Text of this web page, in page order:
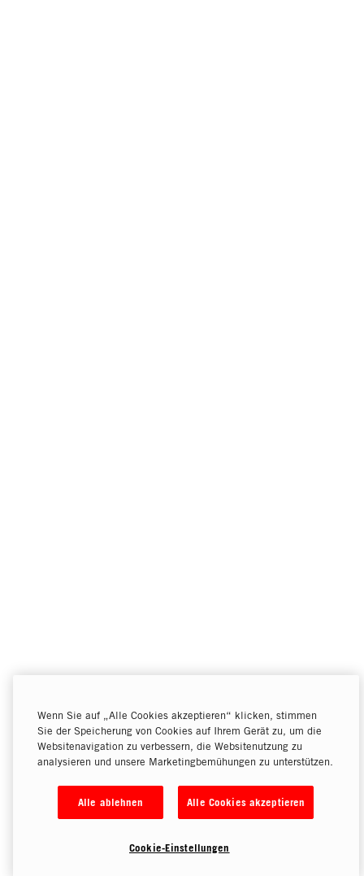
Wenn Sie auf „Alle Cookies akzeptieren“ klicken, stimmen
Sie der Speicherung von Cookies auf Ihrem Gerät zu, um die
Websitenavigation zu verbessern, die Websitenutzung zu
analysieren und unsere Marketingbemühungen zu unterstützen.
Alle ablehnen Alle Cookies akzeptieren
Cookie-Einstellungen